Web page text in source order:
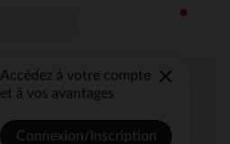
Accédez à votre compte
et à vos avantages
Connexion/Inscription